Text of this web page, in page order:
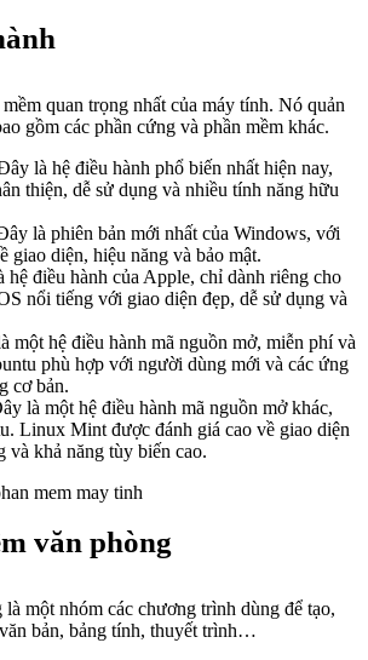
quan trọng nhất của máy tính. Nó quản
gồm các phần cứng và phần mềm khác.
là hệ điều hành phổ biến nhất hiện nay,
thiện, dễ sử dụng và nhiều tính năng hữu
là phiên bản mới nhất của Windows, với
giao diện, hiệu năng và bảo mật.
hệ điều hành của Apple, chỉ dành riêng cho
nổi tiếng với giao diện đẹp, dễ sử dụng và
một hệ điều hành mã nguồn mở, miễn phí và
phù hợp với người dùng mới và các ứng
cơ bản.
là một hệ điều hành mã nguồn mở khác,
Linux Mint được đánh giá cao về giao diện
và khả năng tùy biến cao.
văn phòng
là một nhóm các chương trình dùng để tạo,
bản, bảng tính, thuyết trình…